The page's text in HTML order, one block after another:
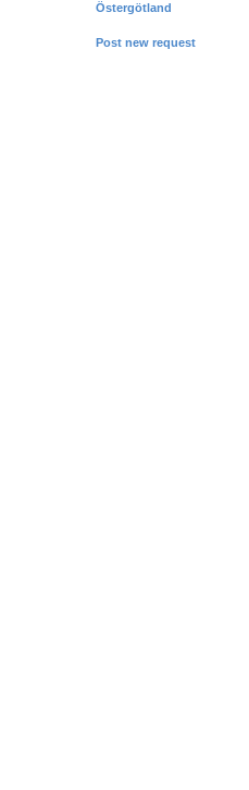
Östergötland
Post new request